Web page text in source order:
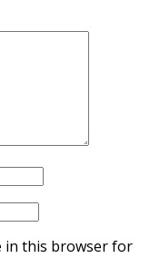
in this browser for